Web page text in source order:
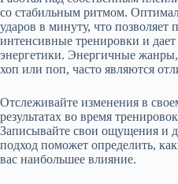
со стабильным ритмом.
ударов в минуту, что позволяет
интенсивные тренировки и
энергетики. Энергичные
хоп или поп, часто являются
Отслеживайте изменения в
результатах во время
Записывайте свои ощущения и
подход поможет определить,
вас наибольшее влияние.